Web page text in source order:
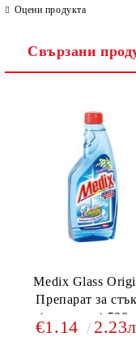
Ние ще се свържем с
Оцени продукта
Свързани
Medix Glass
Препарат за
(пълнител) 500
€1.14